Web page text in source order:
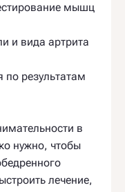
мышц
и вида артрита
результатам
в
нужно, чтобы
лечение,